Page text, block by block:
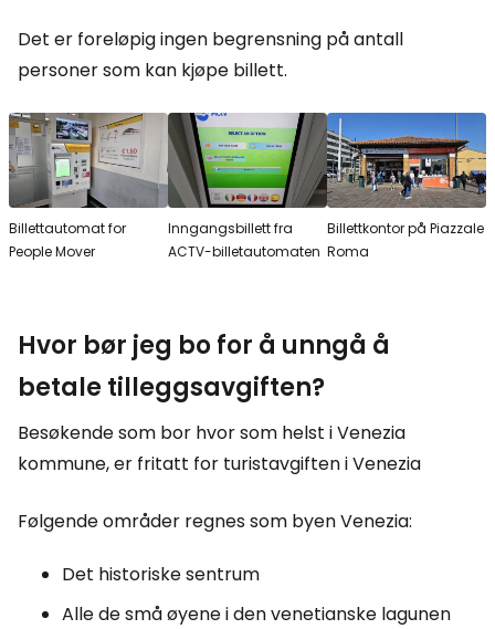
Det er foreløpig ingen begrensning på antall
personer som kan kjøpe billett.
Billettautomat for
People Mover
Inngangsbillett fra
ACTV-billetautomaten
Billettkontor på Piazzale
Roma
Hvor bør jeg bo for å unngå å
betale tilleggsavgiften?
Besøkende som bor hvor som helst i Venezia
kommune, er fritatt for turistavgiften i Venezia
Følgende områder regnes som byen Venezia:
Det historiske sentrum
Alle de små øyene i den venetianske lagunen